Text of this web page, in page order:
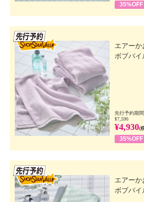
35%OFF
エアーか
ボブパイ
先行予約期
¥7,590
¥4,930(
35%OFF
エアーか
ボブパイ